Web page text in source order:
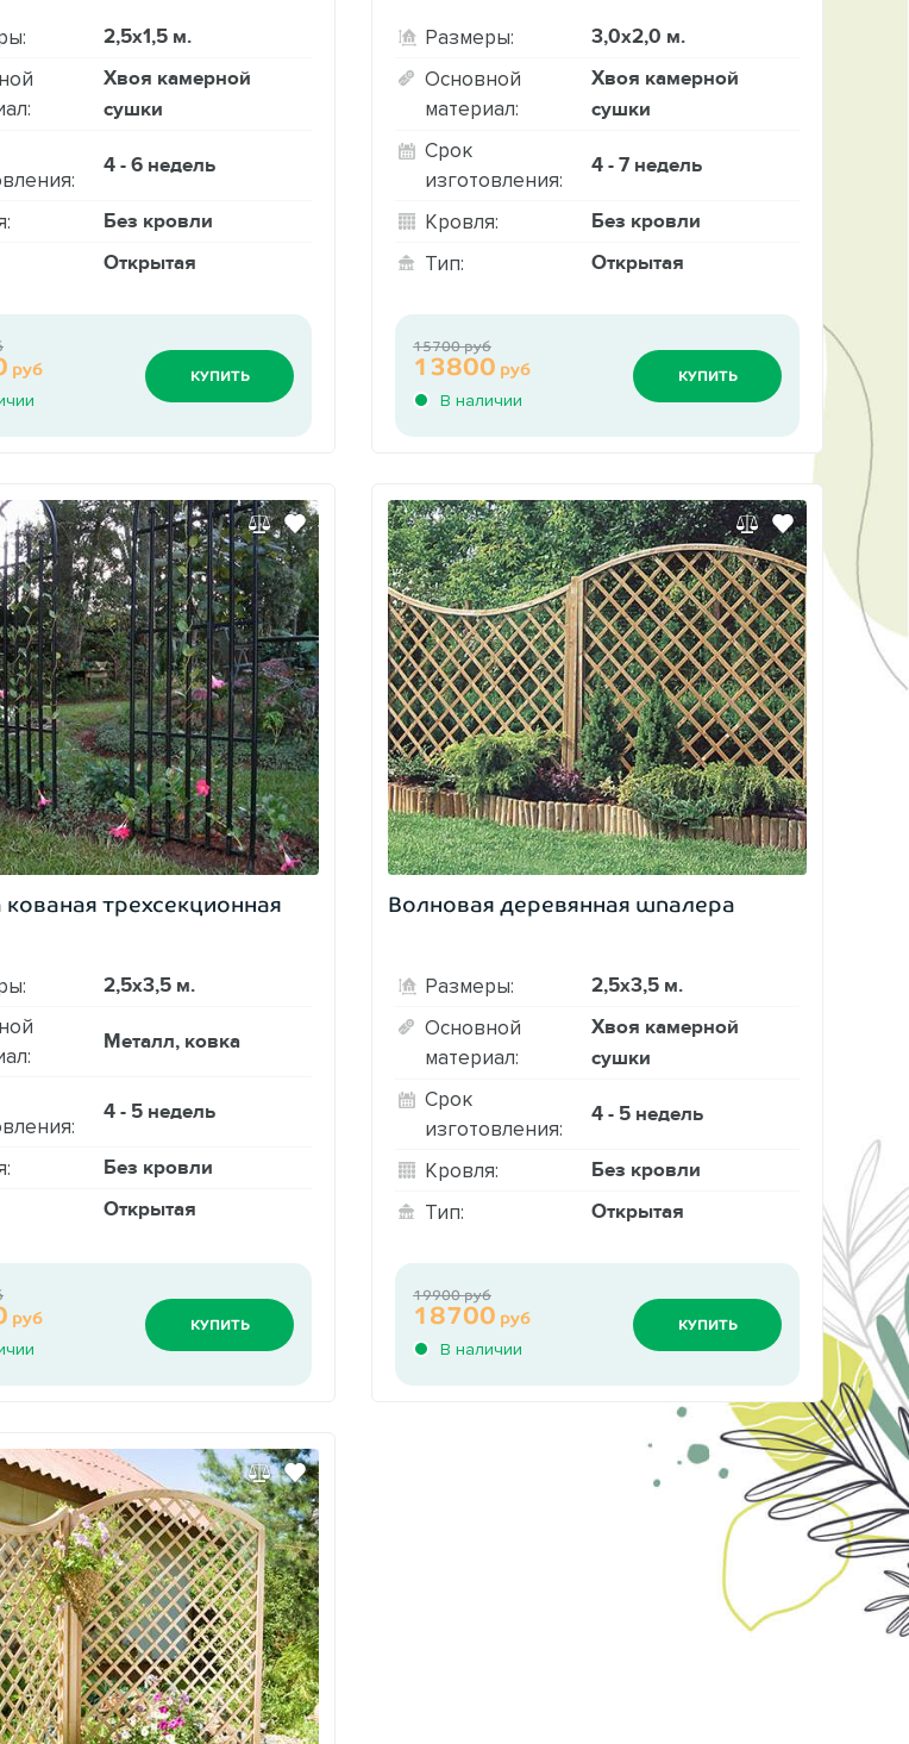
2,5х1,5 м.
Хвоя камерной
сушки
4 - 6 недель
Без кровли
Открытая
руб
КУПИТЬ
Размеры: 3,0х2,0 м.
Основной
материал:
Хвоя камерной
сушки
Срок
изготовления:
4 - 7 недель
Кровля: Без кровли
Тип: Открытая
В наличии
13800 руб
15700 руб
КУПИТЬ
трехсекционная
2,5х3,5 м.
Металл, ковка
4 - 5 недель
Без кровли
Открытая
руб
КУПИТЬ
Волновая деревянная шпалера
Размеры: 2,5х3,5 м.
Основной
материал:
Хвоя камерной
сушки
Срок
изготовления:
4 - 5 недель
Кровля: Без кровли
Тип: Открытая
В наличии
18700 руб
19900 руб
КУПИТЬ